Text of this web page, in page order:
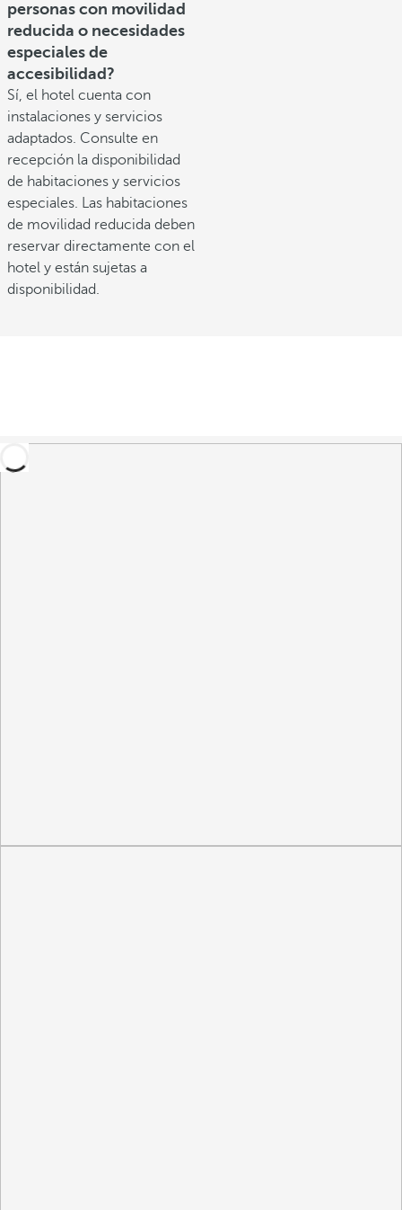
personas con movilidad
reducida o necesidades
especiales de
accesibilidad?
Sí, el hotel cuenta con
instalaciones y servicios
adaptados. Consulte en
recepción la disponibilidad
de habitaciones y servicios
especiales. Las habitaciones
de movilidad reducida deben
reservar directamente con el
hotel y están sujetas a
disponibilidad.